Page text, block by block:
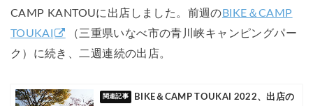
CAMP KANTOUに出店しました。前週の BIKE＆CAMP
TOUKAI
（三重県いなべ市の青川峡キャンピングパー
ク）に続き、二週連続の出店。
BIKE＆CAMP TOUKAI 2022、出店の